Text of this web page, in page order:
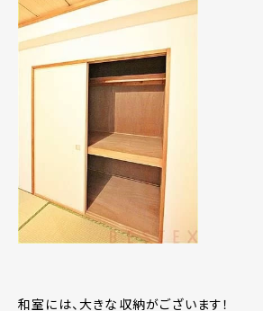
和室には、大きな収納がございます！